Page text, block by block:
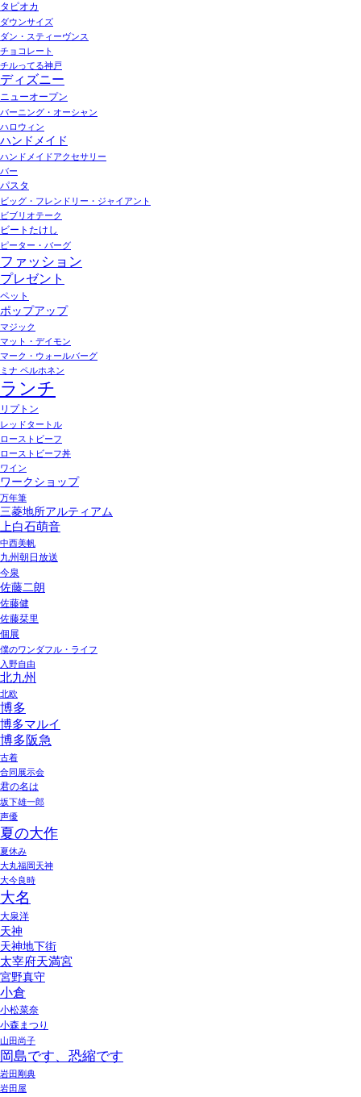
タピオカ
ダウンサイズ
ダン・スティーヴンス
チョコレート
チルってる神戸
ディズニー
ニューオープン
バーニング・オーシャン
ハロウィン
ハンドメイド
ハンドメイドアクセサリー
バー
パスタ
ビッグ・フレンドリー・ジャイアント
ビブリオテーク
ビートたけし
ピーター・バーグ
ファッション
プレゼント
ペット
ポップアップ
マジック
マット・デイモン
マーク・ウォールバーグ
ミナ ペルホネン
ランチ
リプトン
レッドタートル
ローストビーフ
ローストビーフ丼
ワイン
ワークショップ
万年筆
三菱地所アルティアム
上白石萌音
中西美帆
九州朝日放送
今泉
佐藤二朗
佐藤健
佐藤栞里
個展
僕のワンダフル・ライフ
入野自由
北九州
北欧
博多
博多マルイ
博多阪急
古着
合同展示会
君の名は
坂下雄一郎
声優
夏の大作
夏休み
大丸福岡天神
大今良時
大名
大泉洋
天神
天神地下街
太宰府天満宮
宮野真守
小倉
小松菜奈
小森まつり
山田尚子
岡島です、恐縮です
岩田剛典
岩田屋